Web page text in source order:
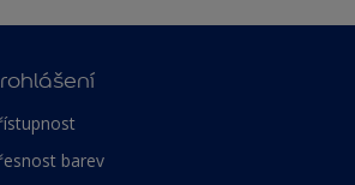
barev